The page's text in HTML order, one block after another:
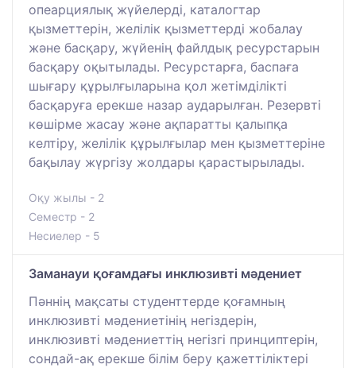
опеарциялық жүйелерді, каталогтар
қызметтерін, желілік қызметтерді жобалау
және басқару, жүйенің файлдық ресурстарын
басқару оқытылады. Ресурстарға, баспаға
шығару құрылғыларына қол жетімділікті
басқаруға ерекше назар аударылған. Резервті
көшірме жасау және ақпаратты қалыпқа
келтіру, желілік құрылғылар мен қызметтеріне
бақылау жүргізу жолдары қарастырылады.
Оқу жылы - 2
Семестр - 2
Несиелер - 5
Заманауи қоғамдағы инклюзивті мәдениет
Пәннің мақсаты студенттерде қоғамның
инклюзивті мәдениетінің негіздерін,
инклюзивті мәдениеттің негізгі принциптерін,
сондай-ақ ерекше білім беру қажеттіліктері